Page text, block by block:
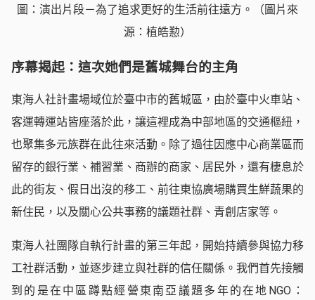
圖：演出片段－為了追求更好的生活前往遠方。（圖片來
源：植皓懃）
序幕揭起：這次她們是舊城舞台的主角
東海人社計畫場域位於臺中市的舊城區，由於臺中火車站、
客運轉運站皆座落於此，讓這裡成為中部地區的交通樞紐，
也聚集多元族群在此往來活動。除了過往因應中心商業區而
留存的銀行業、補習業、商辦的商家、居民外，還有棲息於
此的街友、假日出沒的移工、前往東協廣場購買生鮮蔬果的
新住民，以及關心公共事務的議題社群、青創店家等。
東海人社團隊自執行計畫的第三年起，開始持續參與協力移
工社群活動，並逐步建立與社群的信任關係。我們首先接觸
到的是在中區蹲點經營東南亞議題多年的在地NGO：